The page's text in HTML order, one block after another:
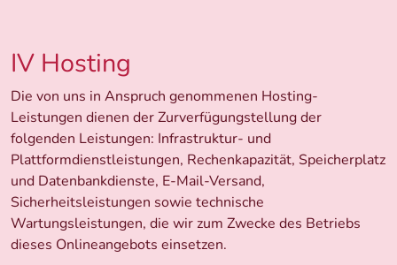
IV Hosting
Die von uns in Anspruch genommenen Hosting-
Leistungen dienen der Zurverfügungstellung der
folgenden Leistungen: Infrastruktur- und
Plattformdienstleistungen, Rechenkapazität, Speicherplatz
und Datenbankdienste, E-Mail-Versand,
Sicherheitsleistungen sowie technische
Wartungsleistungen, die wir zum Zwecke des Betriebs
dieses Onlineangebots einsetzen.